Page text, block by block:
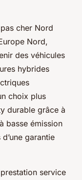
cher Nord
Nord,
des véhicules
hybrides
choix plus
durable grâce à
basse émission
garantie
service